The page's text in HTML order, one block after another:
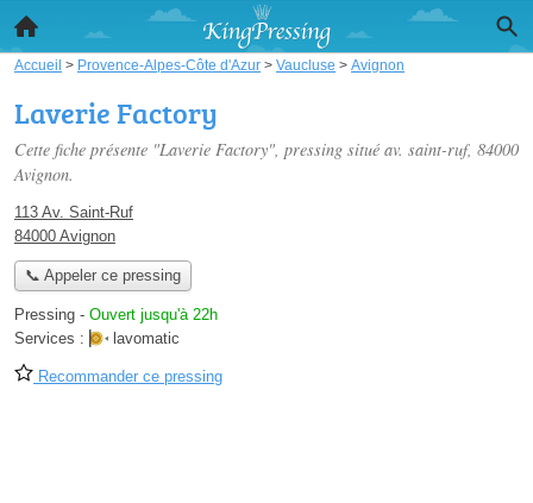
Accueil > Provence-Alpes-Côte d'Azur > Vaucluse > Avignon
Laverie Factory
Cette fiche présente "Laverie Factory", pressing situé av. saint-ruf, 84000
Avignon.
113 Av. Saint-Ruf
84000 Avignon
📞 Appeler ce pressing
Pressing - Ouvert jusqu'à 22h
Services :
lavomatic
Recommander ce pressing